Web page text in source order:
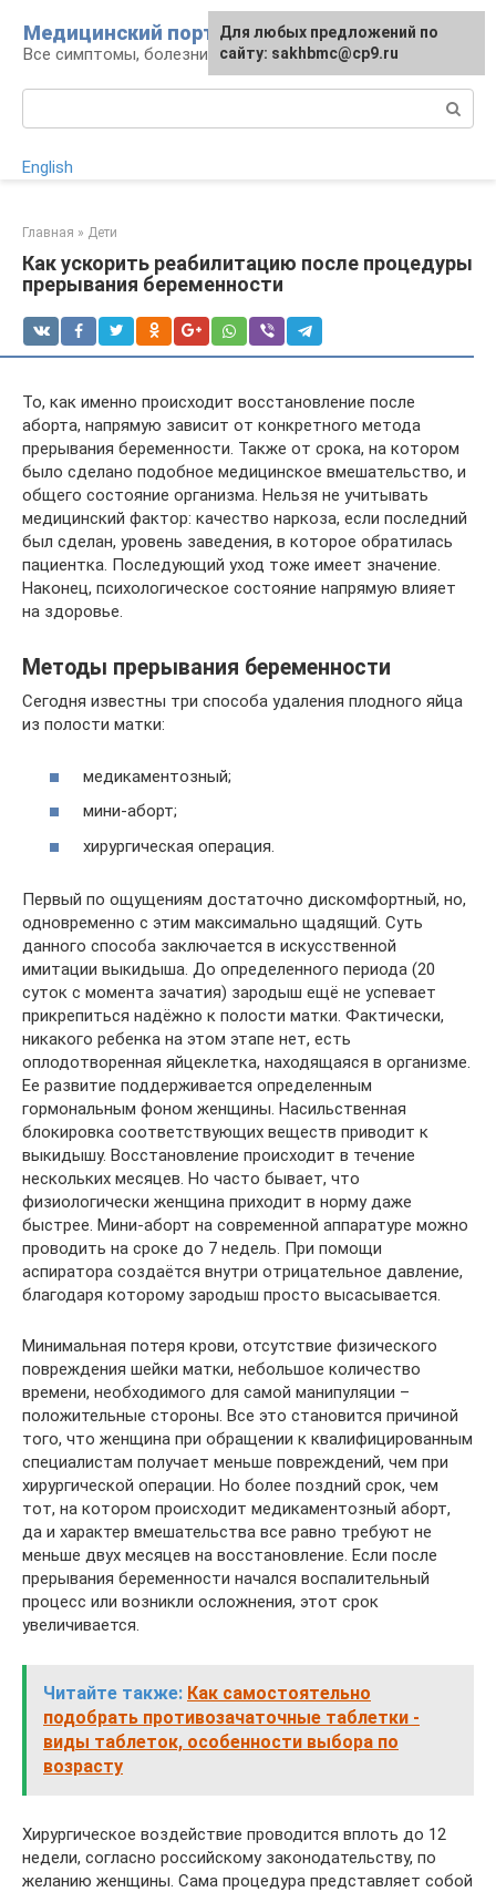
контенту
Медицинский портал
Все симптомы, болезни и их лечение
English
Главная » Дети
Как ускорить реабилитацию после процедуры
прерывания беременности
То, как именно происходит восстановление после
аборта, напрямую зависит от конкретного метода
прерывания беременности. Также от срока, на котором
было сделано подобное медицинское вмешательство, и
общего состояние организма. Нельзя не учитывать
медицинский фактор: качество наркоза, если последний
был сделан, уровень заведения, в которое обратилась
пациентка. Последующий уход тоже имеет значение.
Наконец, психологическое состояние напрямую влияет
на здоровье.
Методы прерывания беременности
Сегодня известны три способа удаления плодного яйца
из полости матки:
медикаментозный;
мини-аборт;
хирургическая операция.
Первый по ощущениям достаточно дискомфортный, но,
одновременно с этим максимально щадящий. Суть
данного способа заключается в искусственной
имитации выкидыша. До определенного периода (20
суток с момента зачатия) зародыш ещё не успевает
прикрепиться надёжно к полости матки. Фактически,
никакого ребенка на этом этапе нет, есть
оплодотворенная яйцеклетка, находящаяся в организме.
Ее развитие поддерживается определенным
гормональным фоном женщины. Насильственная
блокировка соответствующих веществ приводит к
выкидышу. Восстановление происходит в течение
нескольких месяцев. Но часто бывает, что
физиологически женщина приходит в норму даже
быстрее. Мини-аборт на современной аппаратуре можно
проводить на сроке до 7 недель. При помощи
аспиратора создаётся внутри отрицательное давление,
благодаря которому зародыш просто высасывается.
Минимальная потеря крови, отсутствие физического
повреждения шейки матки, небольшое количество
времени, необходимого для самой манипуляции –
положительные стороны. Все это становится причиной
того, что женщина при обращении к квалифицированным
специалистам получает меньше повреждений, чем при
хирургической операции. Но более поздний срок, чем
тот, на котором происходит медикаментозный аборт,
да и характер вмешательства все равно требуют не
меньше двух месяцев на восстановление. Если после
прерывания беременности начался воспалительный
процесс или возникли осложнения, этот срок
увеличивается.
Читайте также: Как самостоятельно
подобрать противозачаточные таблетки -
виды таблеток, особенности выбора по
возрасту
Хирургическое воздействие проводится вплоть до 12
недели, согласно российскому законодательству, по
желанию женщины. Сама процедура представляет собой
Для любых предложений по
сайту: sakhbmc@cp9.ru